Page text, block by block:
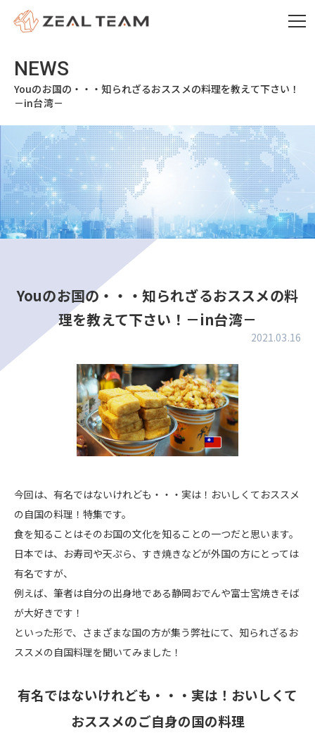
Youのお国の・・・知られざるおススメの料理を教えて下さい！
－in台湾－
Youのお国の・・・知られざるおススメの料
理を教えて下さい！－in台湾－
2021.03.16
今回は、有名ではないけれども・・・実は！おいしくておススメ
の自国の料理！特集です。
食を知ることはそのお国の文化を知ることの一つだと思います。
日本では、お寿司や天ぷら、すき焼きなどが外国の方にとっては
有名ですが、
例えば、筆者は自分の出身地である静岡おでんや富士宮焼きそば
が大好きです！
といった形で、さまざまな国の方が集う弊社にて、知られざるお
ススメの自国料理を聞いてみました！
有名ではないけれども・・・実は！おいしくて
おススメのご自身の国の料理